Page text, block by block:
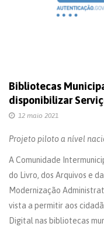
Bibliotecas
disponibilizar
12 maio 2021
Projeto piloto a nível
A Comunidade
do Livro, dos Arquivos e
Modernização
vista a permitir aos
Digital nas bibliotecas